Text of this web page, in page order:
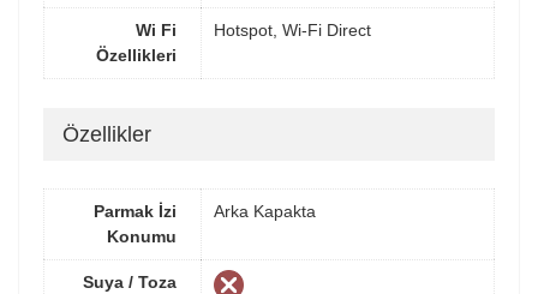
Wi Fi
Özellikleri
Hotspot, Wi-Fi Direct
Özellikler
Parmak İzi
Konumu
Arka Kapakta
Suya / Toza